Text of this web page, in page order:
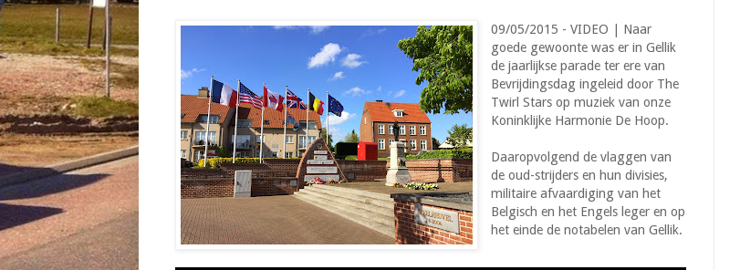
09/05/2015 - VIDEO | Naar
goede gewoonte was er in Gellik
de jaarlijkse parade ter ere van
Bevrijdingsdag ingeleid door The
Twirl Stars op muziek van onze
Koninklijke Harmonie De Hoop.
Daaropvolgend de vlaggen van
de oud-strijders en hun divisies,
militaire afvaardiging van het
Belgisch en het Engels leger en op
het einde de notabelen van Gellik.